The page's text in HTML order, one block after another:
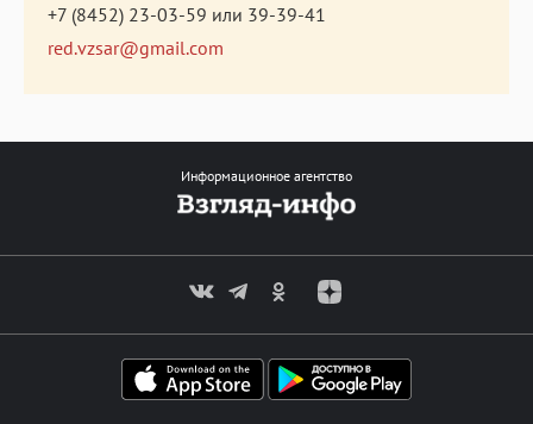
+7 (8452) 23-03-59 или 39-39-41
red.vzsar@gmail.com
Информационное агентство